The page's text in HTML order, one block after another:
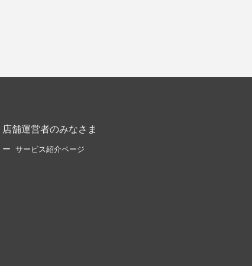
店舗運営者のみなさま
サービス紹介ページ